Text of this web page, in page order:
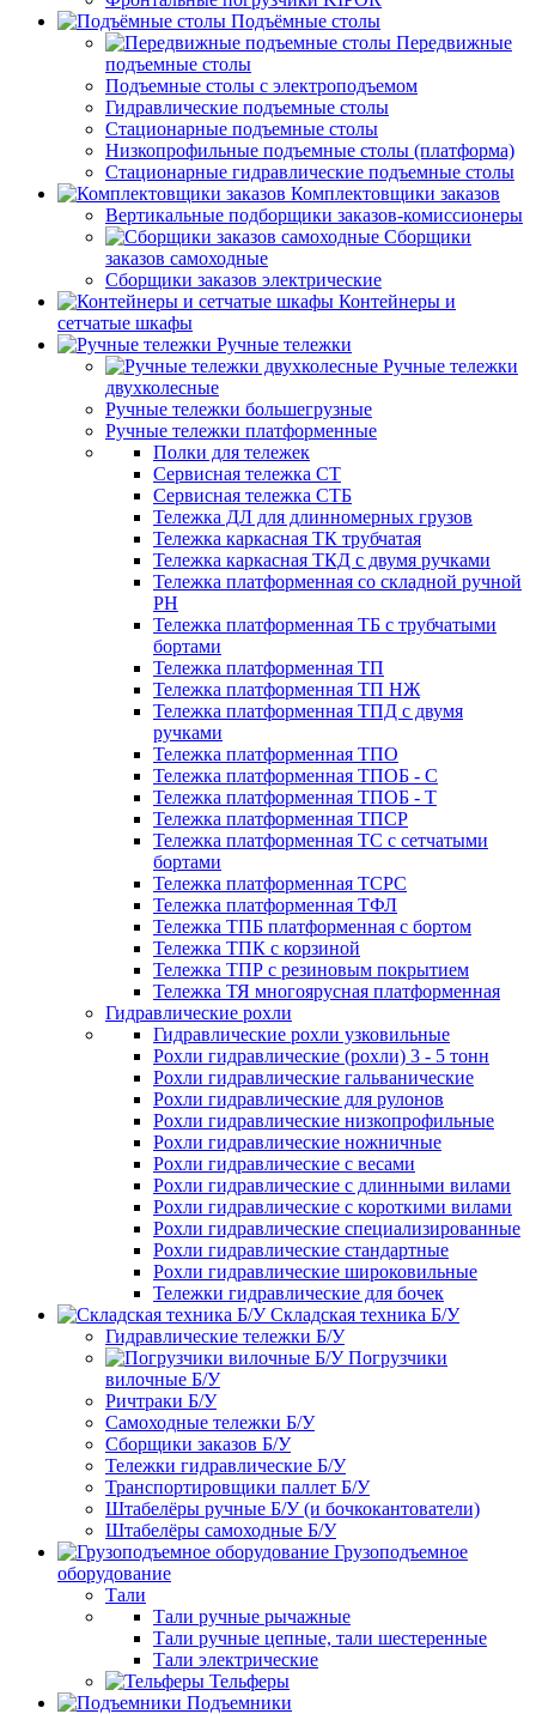
Подъёмные столы
Передвижные
подъемные столы
Подъемные столы с электроподъемом
Гидравлические подъемные столы
Стационарные подъемные столы
Низкопрофильные подъемные столы (платформа)
Стационарные гидравлические подъемные столы
Комплектовщики заказов
Вертикальные подборщики заказов-комиссионеры
Сборщики
заказов самоходные
Сборщики заказов электрические
Контейнеры и
сетчатые шкафы
Ручные тележки
Ручные тележки
двухколесные
Ручные тележки большегрузные
Ручные тележки платформенные
Полки для тележек
Сервисная тележка СТ
Сервисная тележка СТБ
Тележка ДЛ для длинномерных грузов
Тележка каркасная ТК трубчатая
Тележка каркасная ТКД с двумя ручками
Тележка платформенная со складной ручной
PH
Тележка платформенная ТБ с трубчатыми
бортами
Тележка платформенная ТП
Тележка платформенная ТП НЖ
Тележка платформенная ТПД с двумя
ручками
Тележка платформенная ТПО
Тележка платформенная ТПОБ - С
Тележка платформенная ТПОБ - Т
Тележка платформенная ТПСР
Тележка платформенная ТС с сетчатыми
бортами
Тележка платформенная ТСРС
Тележка платформенная ТФЛ
Тележка ТПБ платформенная с бортом
Тележка ТПК с корзиной
Тележка ТПР с резиновым покрытием
Тележка ТЯ многоярусная платформенная
Гидравлические рохли
Гидравлические рохли узковильные
Рохли гидравлические (рохли) 3 - 5 тонн
Рохли гидравлические гальванические
Рохли гидравлические для рулонов
Рохли гидравлические низкопрофильные
Рохли гидравлические ножничные
Рохли гидравлические с весами
Рохли гидравлические с длинными вилами
Рохли гидравлические с короткими вилами
Рохли гидравлические специализированные
Рохли гидравлические стандартные
Рохли гидравлические широковильные
Тележки гидравлические для бочек
Складская техника Б/У
Гидравлические тележки Б/У
Погрузчики
вилочные Б/У
Ричтраки Б/У
Самоходные тележки Б/У
Сборщики заказов Б/У
Тележки гидравлические Б/У
Транспортировщики паллет Б/У
Штабелёры ручные Б/У (и бочкокантователи)
Штабелёры самоходные Б/У
Грузоподъемное
оборудование
Тали
Тали ручные рычажные
Тали ручные цепные, тали шестеренные
Тали электрические
Тельферы
Подъемники